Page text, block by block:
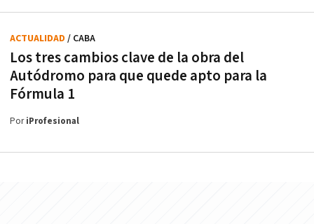
Los tres cambios clave de la obra del
Autódromo para que quede apto para la
Fórmula 1
ACTUALIDAD / CABA
PoriProfesional